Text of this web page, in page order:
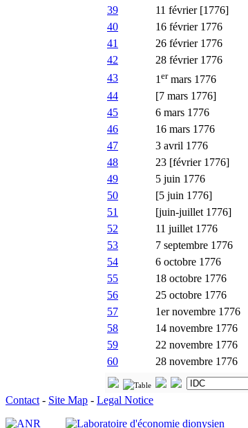
39 11 février [1776]
40 16 février 1776
41 26 février 1776
42 28 février 1776
43 1 ermars 1776
44 [7 mars 1776]
45 6 mars 1776
46 16 mars 1776
47 3 avril 1776
48 23 [février 1776]
49 5 juin 1776
50 [5 juin 1776]
51 [juin-juillet 1776]
52 11 juillet 1776
53 7 septembre 1776
54 6 octobre 1776
55 18 octobre 1776
56 25 octobre 1776
57 1er novembre 1776
58 14 novembre 1776
59 22 novembre 1776
60 28 novembre 1776
Contact - Site Map - Legal Notice